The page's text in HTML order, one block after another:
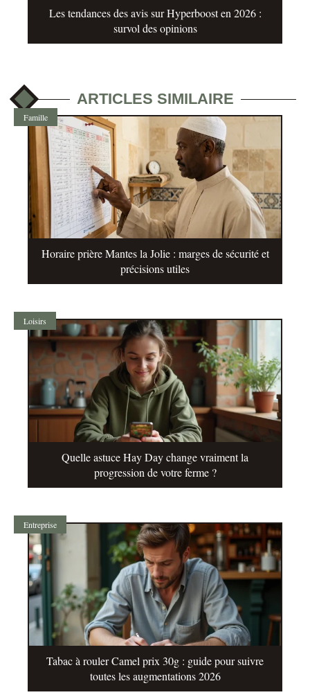
Les tendances des avis sur Hyperboost en 2026 :
survol des opinions
ARTICLES SIMILAIRE
Famille
Horaire prière Mantes la Jolie : marges de sécurité et
précisions utiles
Loisirs
Quelle astuce Hay Day change vraiment la
progression de votre ferme ?
Entreprise
Tabac à rouler Camel prix 30g : guide pour suivre
toutes les augmentations 2026